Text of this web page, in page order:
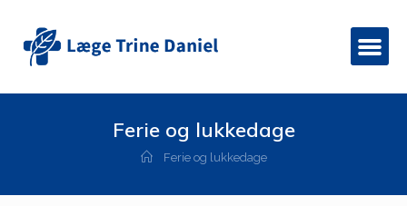
Ferie og lukkedage
Ferie og lukkedage